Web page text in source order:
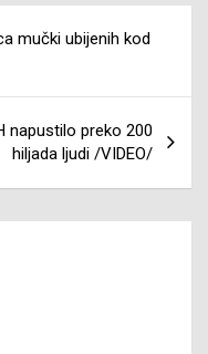
mučki ubijenih kod
napustilo preko 200
hiljada ljudi /VIDEO/